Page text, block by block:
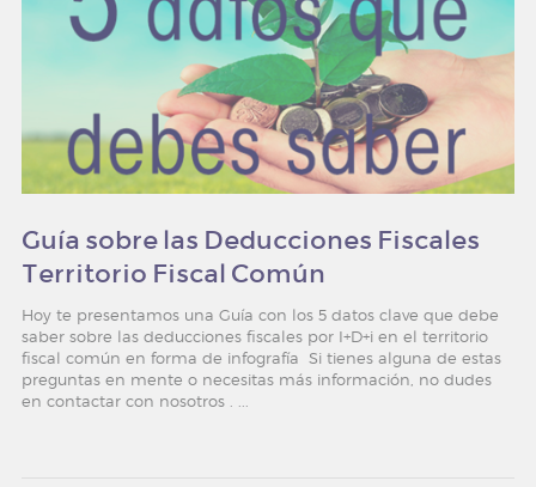
Guía sobre las Deducciones Fiscales
Territorio Fiscal Común
Hoy te presentamos una Guía con los 5 datos clave que debe
saber sobre las deducciones fiscales por I+D+i en el territorio
fiscal común en forma de infografía Si tienes alguna de estas
preguntas en mente o necesitas más información, no dudes
en contactar con nosotros . ...